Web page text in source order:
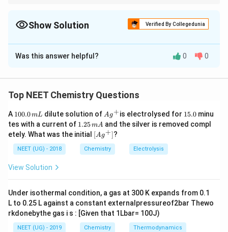
Show Solution Verified By Collegedunia
The Correct Option isC
Solution and Explanation
Carbocation का empty p
p-orbital resonance stabilization
पद 2: मुख्य सूत्र या दृष्टिकोण
Carbocation खाली p
p-orbital neighboring filled orbitals से
overlap करता है।
पद 3: विस्तृत व्याख्या
यह stabilization दो प्रकार से हो सकती है: 1. Adjacent
2. Lone pair (n
n ) electrons द्वारा resonance।
दोनों filled orbitals हैं।
इसलिए सही उत्तर:
Was this answer helpful? 0 0
Top NEET Chemistry Questions
A 1
0
0.
0
\,
m
100.0mL dilute solution ofAg
^
{+}
Ag+is electrolysed for 1
5.
0
15.0minu
tes with a current of 1.
2
5
\,
m
1.25mA and the silver is removed compl
etely. What was the initial \lef
t[ A
g ^
{+}
[Ag+]?
NEET (UG) - 2018 Chemistry Electrolysis
View Solution
Under isothermal condition, a gas at 300 K expands from 0.1
L to 0.25 L against a constant externalpressureof2bar Thewo
rkdonebythe gas i s : [Given that 1Lbar= 100J)
NEET (UG) - 2019 Chemistry Thermodynamics